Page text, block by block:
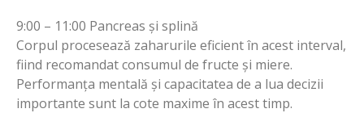
9:00 – 11:00 Pancreas și splină
Corpul procesează zaharurile eficient în acest interval,
fiind recomandat consumul de fructe și miere.
Performanța mentală și capacitatea de a lua decizii
importante sunt la cote maxime în acest timp.